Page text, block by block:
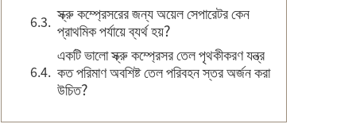
স্ক্রু কম্প্রেসরের জন্য অয়েল সেপারেটর কেন
প্রাথমিক পর্যায়ে ব্যর্থ হয়?
একটি ভালো স্ক্রু কম্প্রেসর তেল পৃথকীকরণ যন্ত্র
কত পরিমাণ অবশিষ্ট তেল পরিবহন স্তর অর্জন করা
উচিত?